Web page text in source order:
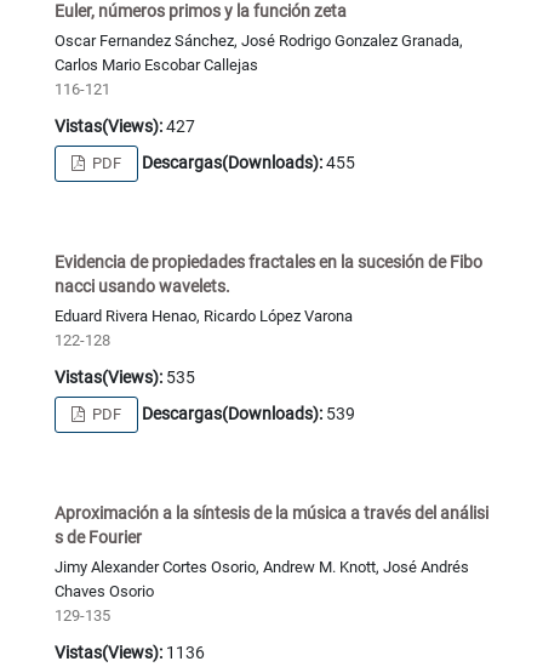
Euler, números primos y la función zeta
Oscar Fernandez Sánchez, José Rodrigo Gonzalez Granada,
Carlos Mario Escobar Callejas
116-121
Vistas(Views):427
PDF Descargas(Downloads):455
Evidencia de propiedades fractales en la sucesión de Fibo
nacci usando wavelets.
Eduard Rivera Henao, Ricardo López Varona
122-128
Vistas(Views):535
PDF Descargas(Downloads): 539
Aproximación a la síntesis de la música a través del análisi
s de Fourier
Jimy Alexander Cortes Osorio, Andrew M. Knott, José Andrés
Chaves Osorio
129-135
Vistas(Views):1136